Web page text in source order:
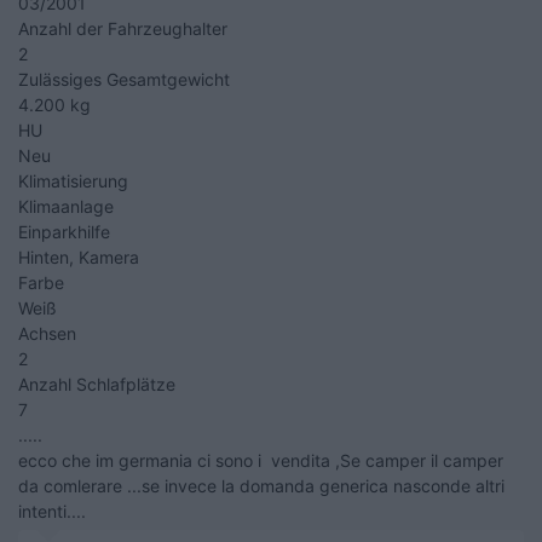
Anzahl der Fahrzeughalter
2
Zulässiges Gesamtgewicht
4.200 kg
HU
Neu
Klimatisierung
Klimaanlage
Einparkhilfe
Hinten, Kamera
Farbe
Weiß
Achsen
2
Anzahl Schlafplätze
7
.....
ecco che im germania ci sono i vendita ,Se camper il camper
da comlerare ...se invece la domanda generica nasconde altri
intenti....